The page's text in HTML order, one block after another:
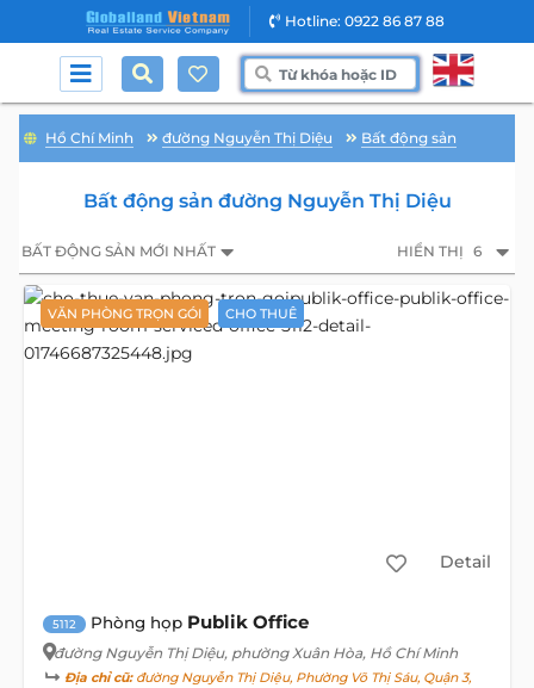
Hotline: 0922 86 87 88
Hồ Chí Minh đường Nguyễn Thị Diệu Bất động sản
Bất động sản đường Nguyễn Thị Diệu
BẤT ĐỘNG SẢN MỚI NHẤT HIỂN THỊ 6
VĂN PHÒNG TRỌN GÓI CHO THUÊ
Detail
5112 Phòng họp Publik Office
đường Nguyễn Thị Diệu, phường Xuân Hòa, Hồ Chí Minh
Địa chỉ cũ:đường Nguyễn Thị Diệu, Phường Võ Thị Sáu, Quận 3,